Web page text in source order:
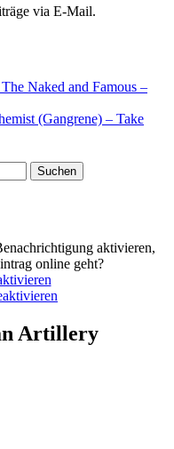
via E-Mail.
The Naked and Famous –
(Gangrene) – Take
aktivieren,
online geht?
Artillery